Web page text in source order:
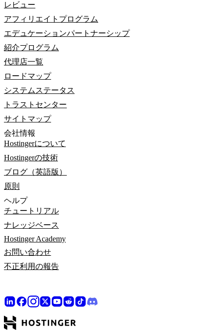
レビュー
アフィリエイトプログラム
エデュケーションパートナーシップ
紹介プログラム
代理店一覧
ロードマップ
システムステータス
トラストセンター
サイトマップ
会社情報
Hostingerについて
Hostingerの技術
ブログ（英語版）
原則
ヘルプ
チュートリアル
ナレッジベース
Hostinger Academy
お問い合わせ
不正利用の報告